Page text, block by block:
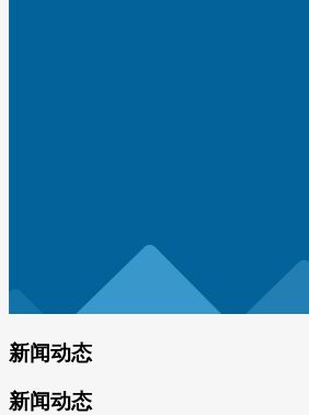
新闻动态
新闻动态